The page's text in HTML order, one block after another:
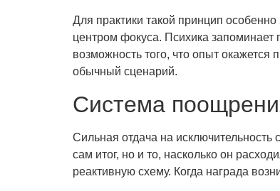
Для практики такой принцип
центром фокуса. Психика запоминает
возможность того, что опыт окажется
обычный сценарий.
Система
Сильная отдача на исключительность
сам итог, но и то, насколько он
реактивную схему. Когда награда